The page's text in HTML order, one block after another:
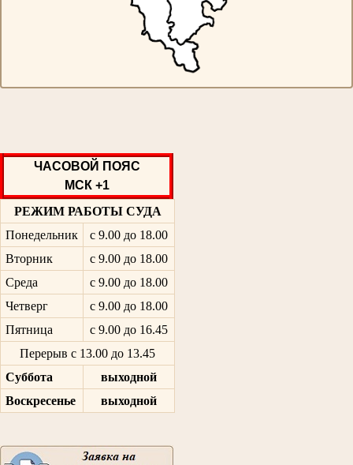
ЧАСОВОЙ ПОЯС
МСК +1
РЕЖИМ РАБОТЫ СУДА
Понедельник
с 9.00 до 18.00
Вторник
с 9.00 до 18.00
Среда
с 9.00 до 18.00
Четверг
с 9.00 до 18.00
Пятница
с 9.00 до 16.45
Перерыв с 13.00 до 13.45
Суббота
выходной
Воскресенье
выходной